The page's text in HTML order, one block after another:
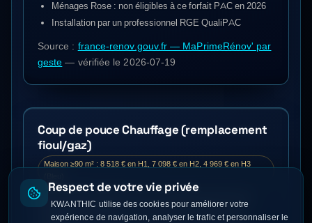
Respect de votre vie privée
KWANTHIC utilise des cookies pour améliorer votre
expérience de navigation, analyser le trafic et personnaliser le
Ménages Rose : non éligibles à ce forfait PAC en 2026
Installation par un professionnel RGE QualiPAC
Source : france-renov.gouv.fr — MaPrimeRénov' par
geste — vérifiée le2026-07-19
Coup de pouce Chauffage (remplacement
fioul/gaz)
Maison ≥90 m² : 8 518 € en H1, 7 098 € en H2, 4 969 € en H3
Prime CEE bonifiée pour le remplacement d'une
chaudière au fioul, au charbon ou au gaz hors